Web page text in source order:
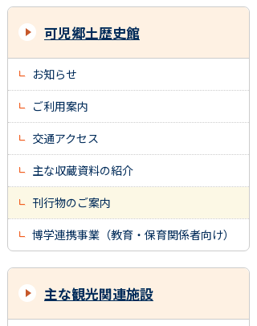
可児郷土歴史館
お知らせ
ご利用案内
交通アクセス
主な収蔵資料の紹介
刊行物のご案内
博学連携事業（教育・保育関係者向け）
主な観光関連施設